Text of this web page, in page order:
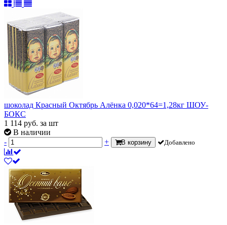
шоколад Красный Октябрь Алёнка 0,020*64=1,28кг ШОУ-
БОКС
1 114 руб. за шт
В наличии
-
+ В корзину Добавлено